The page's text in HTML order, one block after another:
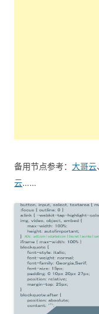
备用节点参考： 大哥云
云……